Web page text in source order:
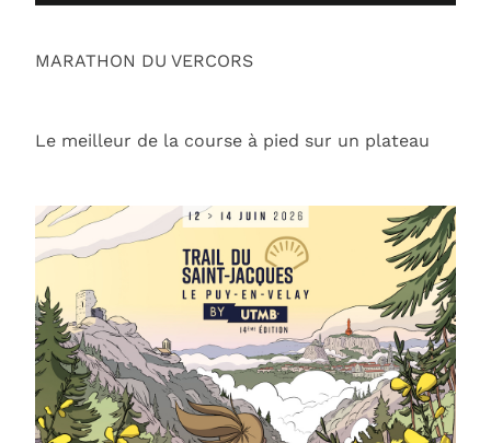
MARATHON DU VERCORS
Le meilleur de la course à pied sur un plateau